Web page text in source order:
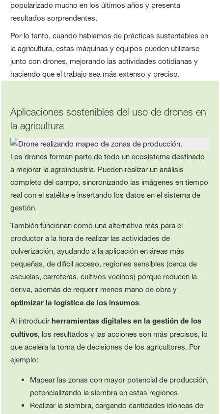
popularizado mucho en los últimos años y presenta
resultados sorprendentes.
Por lo tanto, cuando hablamos de prácticas sustentables en
la agricultura, estas máquinas y equipos pueden utilizarse
junto con drones, mejorando las actividades cotidianas y
haciendo que el trabajo sea más extenso y preciso.
Aplicaciones sostenibles del uso de drones en
la agricultura
Los drones forman parte de todo un ecosistema destinado
a mejorar la agroindustria. Pueden realizar un análisis
completo del campo, sincronizando las imágenes en tiempo
real con el satélite e insertando los datos en el sistema de
gestión.
También funcionan como una alternativa más para el
productor a la hora de realizar las actividades de
pulverización, ayudando a la aplicación en áreas más
pequeñas, de difícil acceso, regiones sensibles (cerca de
escuelas, carreteras, cultivos vecinos) porque reducen la
deriva, además de requerir menos mano de obra y
optimizar la logística de los insumos.
Al introducirherramientas digitales en la gestión de los
cultivos, los resultados y las acciones son más precisos, lo
que acelera la toma de decisiones de los agricultores. Por
ejemplo:
Mapear las zonas con mayor potencial de producción,
potencializando la siembra en estas regiones.
Realizar la siembra, cargando cantidades idóneas de